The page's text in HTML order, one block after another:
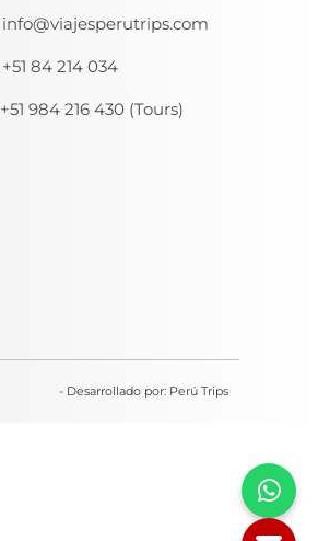
info@viajesperutrips.com
+51 84 214 034
+51 984 216 430 (Tours)
- Desarrollado por: Perú Trips